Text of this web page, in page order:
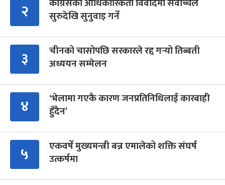
२
कांग्रेसको आधिकारिकता विवादमा सर्वोच्चले
सुरुदेखि सुनुवाइ गर्ने
३
चीनको चासोपछि सरकारले रद्द गर्‍यो तिब्बती
अध्ययन सम्मेलन
४
‘भेलामा गएकै कारण जनप्रतिनिधिलाई कारबाही
हुँदैन’
५
एकवर्षे मुख्यमन्त्री बन्न एमालेको शक्ति संघर्ष
उत्कर्षमा